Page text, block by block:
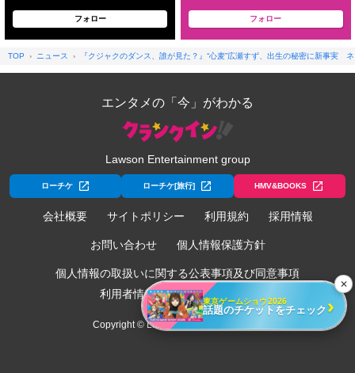
フォロー フォロー
TOP ニュース 『クジャクのダンス、誰が見た？』“心麦”広瀬すず、出生の秘密に新事実
エンタメの「今」がわかる
Lawson Entertainment group
ローチケ ローチケ[旅行] HMV&BOOKS
会社概要 サイトポリシー 利用規約 採用情報
お問い合わせ 個人情報保護方針
個人情報の取扱いに関する公表事項及び同意事項
利用者情報の外部送信について
Copyright © Lawson Entertainment, Inc.
✕
東京ゲームショウ2026
話題のチケットをチェック ›